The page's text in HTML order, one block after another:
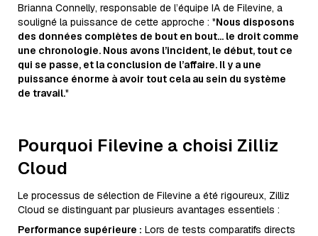
Brianna Connelly, responsable de l’équipe IA de Filevine, a
souligné la puissance de cette approche : "Nous disposons
des données complètes de bout en bout... le droit comme
une chronologie. Nous avons l’incident, le début, tout ce
qui se passe, et la conclusion de l’affaire. Il y a une
puissance énorme à avoir tout cela au sein du système
de travail."
Pourquoi Filevine a choisi Zilliz
Cloud
Le processus de sélection de Filevine a été rigoureux, Zilliz
Cloud se distinguant par plusieurs avantages essentiels :
Performance supérieure : Lors de tests comparatifs directs